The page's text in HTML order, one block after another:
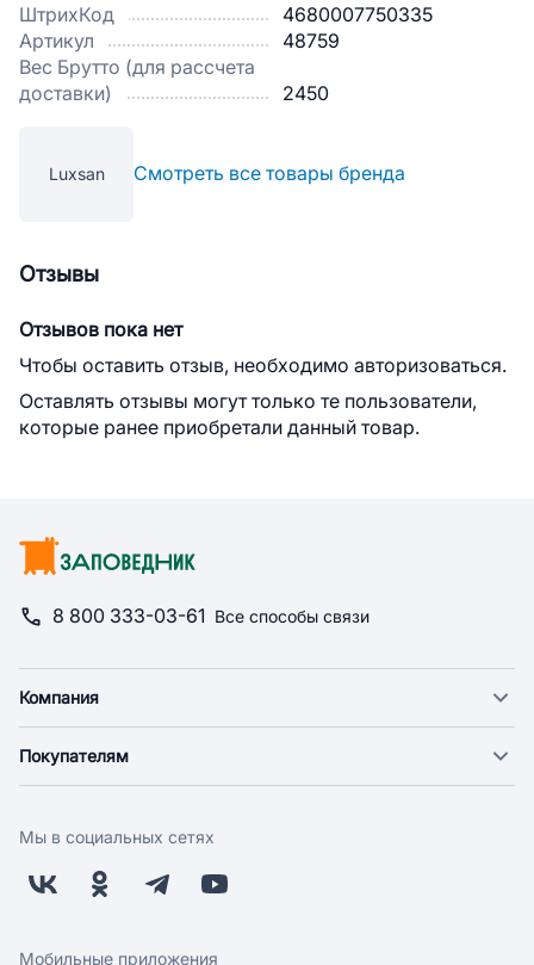
ШтрихКод
4680007750335
Артикул
48759
Вес Брутто (для рассчета
доставки)
2450
Luxsan Смотреть все товары бренда
Отзывы
Отзывов пока нет
Чтобы оставить отзыв, необходимо авторизоваться.
Оставлять отзывы могут только те пользователи,
которые ранее приобретали данный товар.
8 800 333-03-61 Все способы связи
Компания
Новости
Поставщикам
Заводчикам
Обратная связь
Покупателям
Оплата
Бонусная программа
Скидки и акции
Мы в социальных сетях
Мобильные приложения